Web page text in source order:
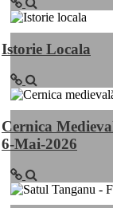
Istorie Locala
Cernica
6-Mai-2026